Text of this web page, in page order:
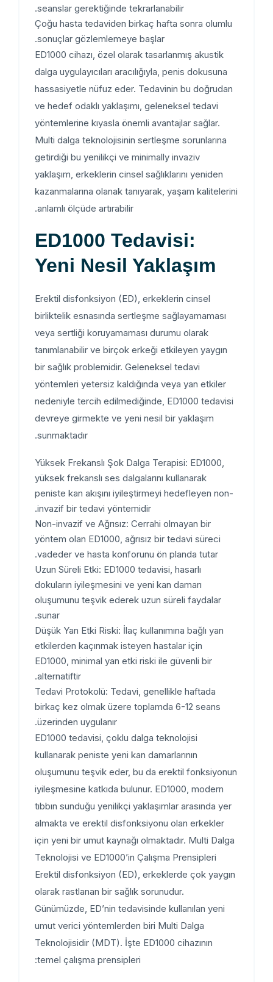
seanslar gerektiğinde tekrarlanabilir.
Çoğu hasta tedaviden birkaç hafta sonra olumlu
sonuçlar gözlemlemeye başlar.
ED1000 cihazı, özel olarak tasarlanmış akustik
dalga uygulayıcıları aracılığıyla, penis dokusuna
hassasiyetle nüfuz eder. Tedavinin bu doğrudan
ve hedef odaklı yaklaşımı, geleneksel tedavi
yöntemlerine kıyasla önemli avantajlar sağlar.
Multi dalga teknolojisinin sertleşme sorunlarına
getirdiği bu yenilikçi ve minimally invaziv
yaklaşım, erkeklerin cinsel sağlıklarını yeniden
kazanmalarına olanak tanıyarak, yaşam kalitelerini
anlamlı ölçüde artırabilir.
ED1000 Tedavisi:
Yeni Nesil Yaklaşım
Erektil disfonksiyon (ED), erkeklerin cinsel
birliktelik esnasında sertleşme sağlayamaması
veya sertliği koruyamaması durumu olarak
tanımlanabilir ve birçok erkeği etkileyen yaygın
bir sağlık problemidir. Geleneksel tedavi
yöntemleri yetersiz kaldığında veya yan etkiler
nedeniyle tercih edilmediğinde, ED1000 tedavisi
devreye girmekte ve yeni nesil bir yaklaşım
sunmaktadır.
Yüksek Frekanslı Şok Dalga Terapisi: ED1000,
yüksek frekanslı ses dalgalarını kullanarak
peniste kan akışını iyileştirmeyi hedefleyen non-
invazif bir tedavi yöntemidir.
Non-invazif ve Ağrısız: Cerrahi olmayan bir
yöntem olan ED1000, ağrısız bir tedavi süreci
vadeder ve hasta konforunu ön planda tutar.
Uzun Süreli Etki: ED1000 tedavisi, hasarlı
dokuların iyileşmesini ve yeni kan damarı
oluşumunu teşvik ederek uzun süreli faydalar
Düşük Yan Etki Riski: İlaç kullanımına bağlı yan
etkilerden kaçınmak isteyen hastalar için
ED1000, minimal yan etki riski ile güvenli bir
alternatiftir.
Tedavi Protokolü: Tedavi, genellikle haftada
birkaç kez olmak üzere toplamda 6-12 seans
üzerinden uygulanır.
ED1000 tedavisi, çoklu dalga teknolojisi
kullanarak peniste yeni kan damarlarının
oluşumunu teşvik eder, bu da erektil fonksiyonun
iyileşmesine katkıda bulunur. ED1000, modern
tıbbın sunduğu yenilikçi yaklaşımlar arasında yer
almakta ve erektil disfonksiyonu olan erkekler
için yeni bir umut kaynağı olmaktadır. Multi Dalga
Teknolojisi ve ED1000’in Çalışma Prensipleri
Erektil disfonksiyon (ED), erkeklerde çok yaygın
olarak rastlanan bir sağlık sorunudur.
Günümüzde, ED’nin tedavisinde kullanılan yeni
umut verici yöntemlerden biri Multi Dalga
Teknolojisidir (MDT). İşte ED1000 cihazının
temel çalışma prensipleri: